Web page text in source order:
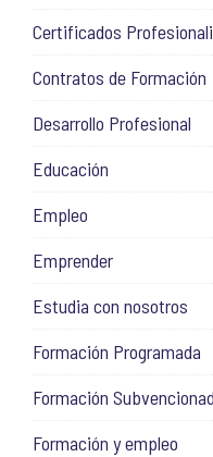
Certificados
Contratos de Formación
Desarrollo Profesional
Educación
Empleo
Emprender
Estudia con nosotros
Formación Programada
Formación
Formación y empleo